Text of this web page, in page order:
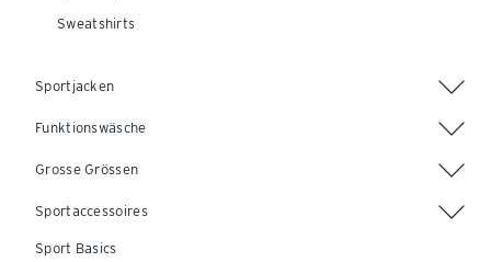
Sweatshirts
Sportjacken
Funktionswäsche
Grosse Grössen
Sportaccessoires
Sport Basics